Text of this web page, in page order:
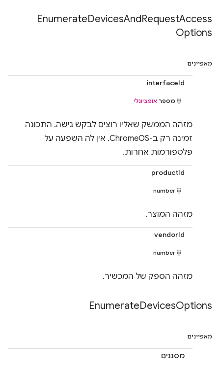
EnumerateDevicesAndRequestAccess
Options
מאפיינים
interfaceId
מספר אופציונלי
מזהה הממשק שאליו רוצים לבקש גישה. התכונה
זמינה רק ב-ChromeOS. אין לה השפעה על
פלטפורמות אחרות.
productId
number
מזהה המוצר.
vendorId
number
מזהה הספק של המכשיר.
EnumerateDevicesOptions
מאפיינים
מסננים